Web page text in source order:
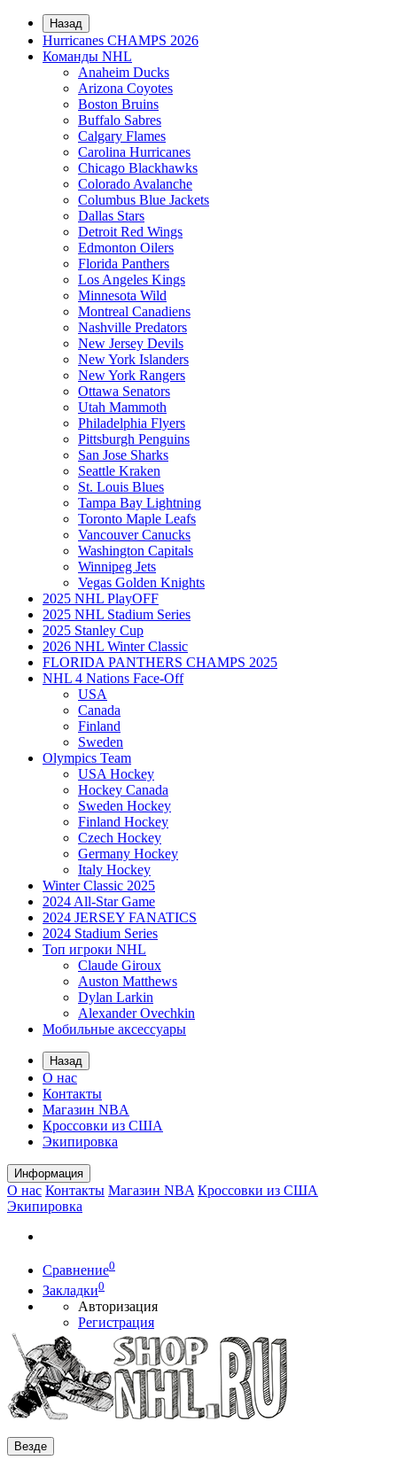
Назад
Hurricanes CHAMPS 2026
Команды NHL
Anaheim Ducks
Arizona Coyotes
Boston Bruins
Buffalo Sabres
Calgary Flames
Carolina Hurricanes
Chicago Blackhawks
Colorado Avalanche
Columbus Blue Jackets
Dallas Stars
Detroit Red Wings
Edmonton Oilers
Florida Panthers
Los Angeles Kings
Minnesota Wild
Montreal Canadiens
Nashville Predators
New Jersey Devils
New York Islanders
New York Rangers
Ottawa Senators
Utah Mammoth
Philadelphia Flyers
Pittsburgh Penguins
San Jose Sharks
Seattle Kraken
St. Louis Blues
Tampa Bay Lightning
Toronto Maple Leafs
Vancouver Canucks
Washington Capitals
Winnipeg Jets
Vegas Golden Knights
2025 NHL PlayOFF
2025 NHL Stadium Series
2025 Stanley Cup
2026 NHL Winter Classic
FLORIDA PANTHERS CHAMPS 2025
NHL 4 Nations Face-Off
USA
Canada
Finland
Sweden
Olympics Team
USA Hockey
Hockey Canada
Sweden Hockey
Finland Hockey
Czech Hockey
Germany Hockey
Italy Hockey
Winter Classic 2025
2024 All-Star Game
2024 JERSEY FANATICS
2024 Stadium Series
Топ игроки NHL
Claude Giroux
Auston Matthews
Dylan Larkin
Alexander Ovechkin
Мобильные аксессуары
Назад
О нас
Контакты
Магазин NBA
Кроссовки из США
Экипировка
Информация
О нас Контакты Магазин NBA Кроссовки из США
Экипировка
Сравнение0
Закладки0
Авторизация
Регистрация
Везде